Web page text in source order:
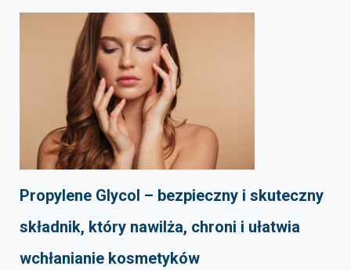
Propylene Glycol – bezpieczny i skuteczny
składnik, który nawilża, chroni i ułatwia
wchłanianie kosmetyków